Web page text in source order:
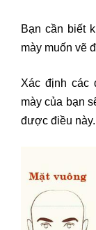
Bạn cần biết
mày muốn vẽ
Xác định các
mày của bạn
được điều này.